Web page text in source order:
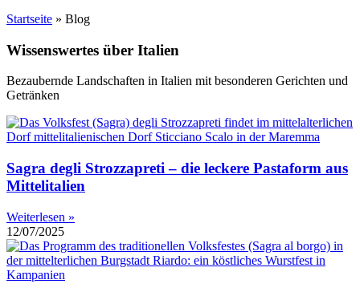
Startseite » Blog
Wissenswertes über Italien
Bezaubernde Landschaften in Italien mit besonderen Gerichten und
Getränken
Sagra degli Strozzapreti – die leckere Pastaform aus
Mittelitalien
Weiterlesen »
12/07/2025